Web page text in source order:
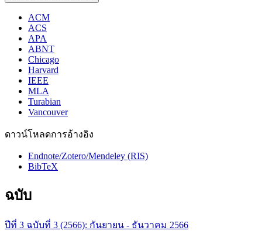
ACM
ACS
APA
ABNT
Chicago
Harvard
IEEE
MLA
Turabian
Vancouver
ดาวน์โหลดการอ้างอิง
Endnote/Zotero/Mendeley (RIS)
BibTeX
ฉบับ
ปีที่ 3 ฉบับที่ 3 (2566): กันยายน - ธันวาคม 2566